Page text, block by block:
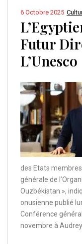
6 Octobre 2025
Futur
L’Unesco
des Etats membres
générale de
Ouzbékistan »,
onusienne publié
Conférence
novembre à